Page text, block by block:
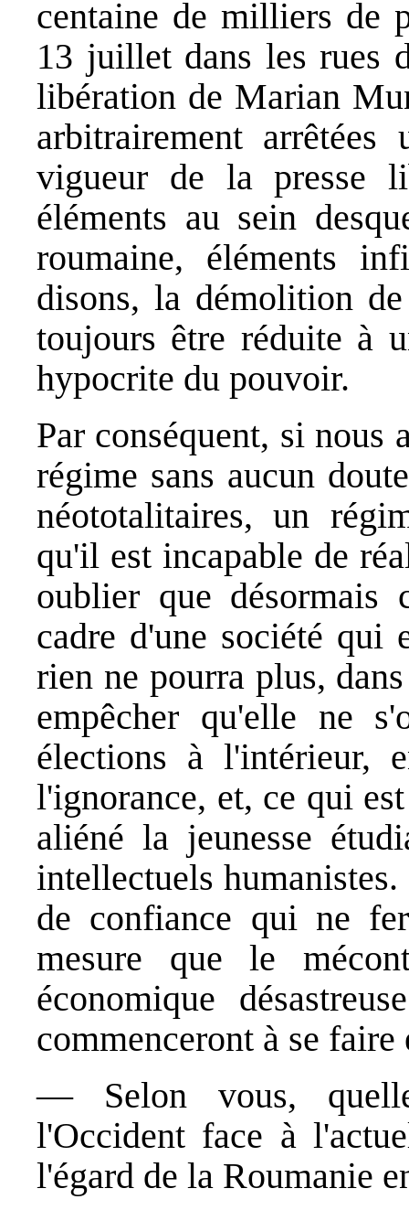
centaine de milliers de
13 juillet dans les rues
libération de Marian
arbitrairement
vigueur de la presse
éléments au sein
roumaine, éléments
disons, la démolition
toujours être réduite à
hypocrite du pouvoir.
Par conséquent, si nous
régime sans aucun
néototalitaires, un
qu'il est incapable de
oublier que désormais
cadre d'une société
rien ne pourra plus,
empêcher qu'elle ne
élections à l'intérieur,
l'ignorance, et, ce qui
aliéné la jeunesse
intellectuels
de confiance qui ne
mesure que le
économique
commenceront à se faire
— Selon vous,
l'Occident face à
l'égard de la Roumanie